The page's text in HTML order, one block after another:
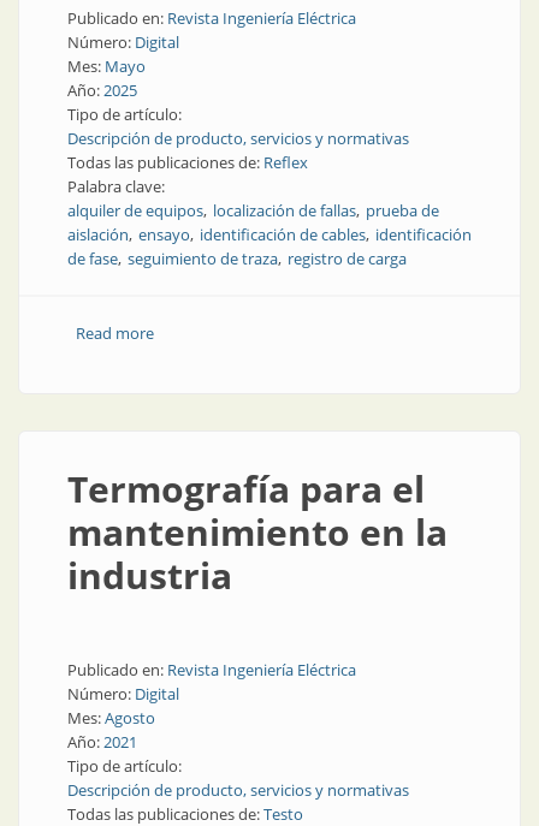
Publicado en: Revista Ingeniería Eléctrica
Número: Digital
Mes: Mayo
Año:2025
Tipo de artículo:
Descripción de producto, servicios y normativas
Todas las publicaciones de: Reflex
Palabra clave:
alquiler de equipos localización de fallas prueba de
aislación ensayo identificación de cables identificación
de fase seguimiento de traza registro de carga
Read moreabout Equipos de prueba y ensayo: es mejor alquilar
Termografía para el
mantenimiento en la
industria
Publicado en: Revista Ingeniería Eléctrica
Número: Digital
Mes:Agosto
Año:2021
Tipo de artículo:
Descripción de producto, servicios y normativas
Todas las publicaciones de:Testo